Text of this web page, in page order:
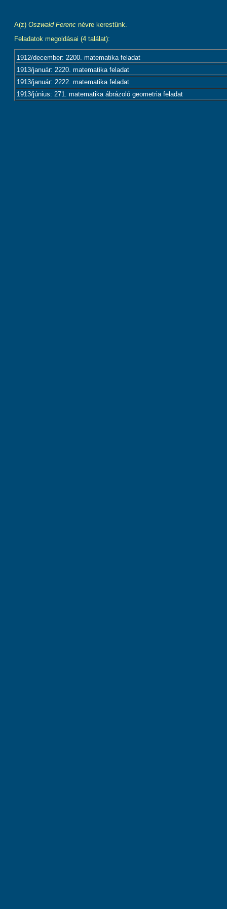
A(z) Oszwald Ferenc névre kerestünk.
Feladatok megoldásai (4 találat):
1912/december: 2200. matematika feladat
1913/január: 2220. matematika feladat
1913/január: 2222. matematika feladat
1913/június: 271. matematika ábrázoló geometria feladat